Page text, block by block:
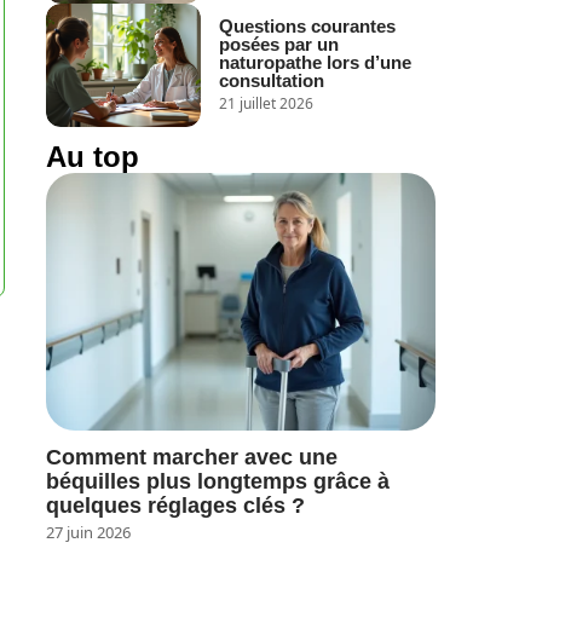
Questions courantes
posées par un
naturopathe lors d’une
consultation
21 juillet 2026
Au top
Comment marcher avec une
béquilles plus longtemps grâce à
quelques réglages clés ?
27 juin 2026